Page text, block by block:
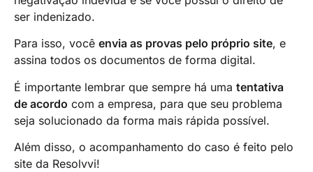
ser indenizado.
Para isso, você envia as provas pelo próprio site, e
assina todos os documentos de forma digital.
É importante lembrar que sempre há uma tentativa
de acordo com a empresa, para que seu problema
seja solucionado da forma mais rápida possível.
Além disso, o acompanhamento do caso é feito pelo
site da Resolvvi!